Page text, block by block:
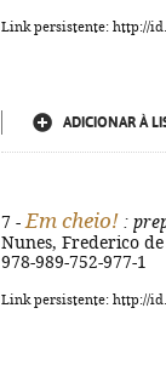
Link persistente: http://
ADICIONAR À
7 - Em cheio! :
Nunes, Frederico
978-989-752-977-1
Link persistente: http://